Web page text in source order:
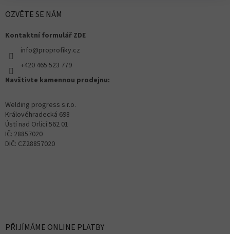
OZVĚTE SE NÁM
Kontaktní formulář ZDE
info@proprofiky.cz
+420 465 523 779
Navštivte kamennou prodejnu:
Welding progress s.r.o.
Královéhradecká 698
Ústí nad Orlicí 562 01
IČ: 28857020
DIČ: CZ28857020
PŘIJÍMÁME ONLINE PLATBY